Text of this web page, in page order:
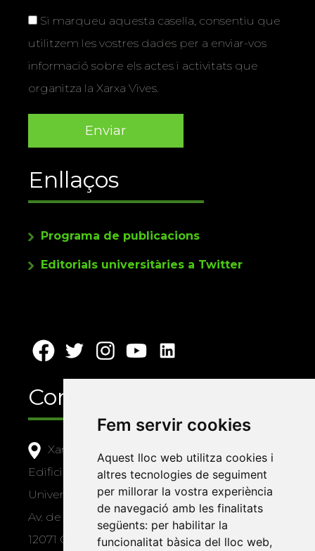
Fem servir cookies
Aquest lloc web utilitza cookies i
altres tecnologies de seguiment
per millorar la vostra experiència
de navegació amb les finalitats
següents: per habilitar la
funcionalitat bàsica del lloc web,
Si marqueu aquesta casella, consentiu que
utilitzem les vostres dades per a enviar-vos
informació sobre els actes i activitats que
organitza la Xarxa Vives.
Enllaços
Programa de publicacions
Editorials universitàries a Twitter
Contacte
Xarxa Vives d'Universitats
Edifici Àgora
Universitat Jaume I, local 10
Av. de Vicent Sos Baynat, s/n
12071 Castelló de la Plana